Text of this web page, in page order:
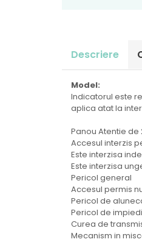
Descriere
Model:
Indicatorul este
aplica atat la
Panou Atentie de
Accesul interzis
Este interzisa
Este interzisa
Pericol general
Accesul permis
Pericol de
Pericol de
Curea de
Mecanism in